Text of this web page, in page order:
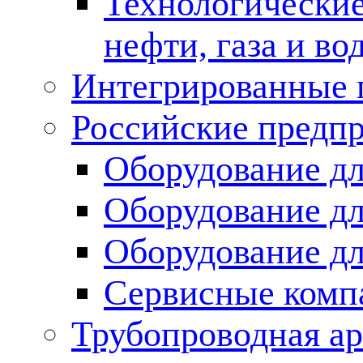
нефти, газа и
Российские
Оборудование
Оборудование
Оборудование
Сервисные
Трубопроводная